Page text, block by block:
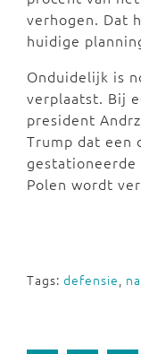
verhogen. Dat
huidige
Onduidelijk is
verplaatst. Bij
president
Trump dat een
Polen wordt
Tags: defensie,